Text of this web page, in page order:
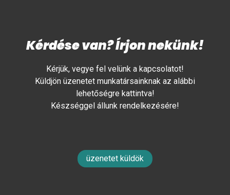
Kérdése van? Írjon nekünk!
Kérjük, vegye fel velünk a kapcsolatot!
Küldjön üzenetet munkatársainknak az alábbi
lehetőségre kattintva!
Készséggel állunk rendelkezésére!
üzenetet küldök